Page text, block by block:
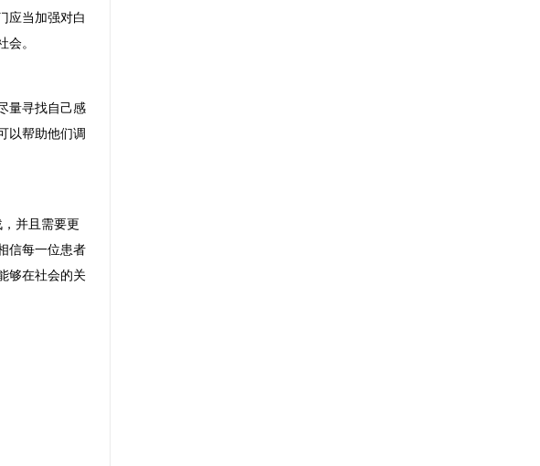
应当加强对白
会。
量寻找自己感
以帮助他们调
并且需要更
信每一位患者
够在社会的关